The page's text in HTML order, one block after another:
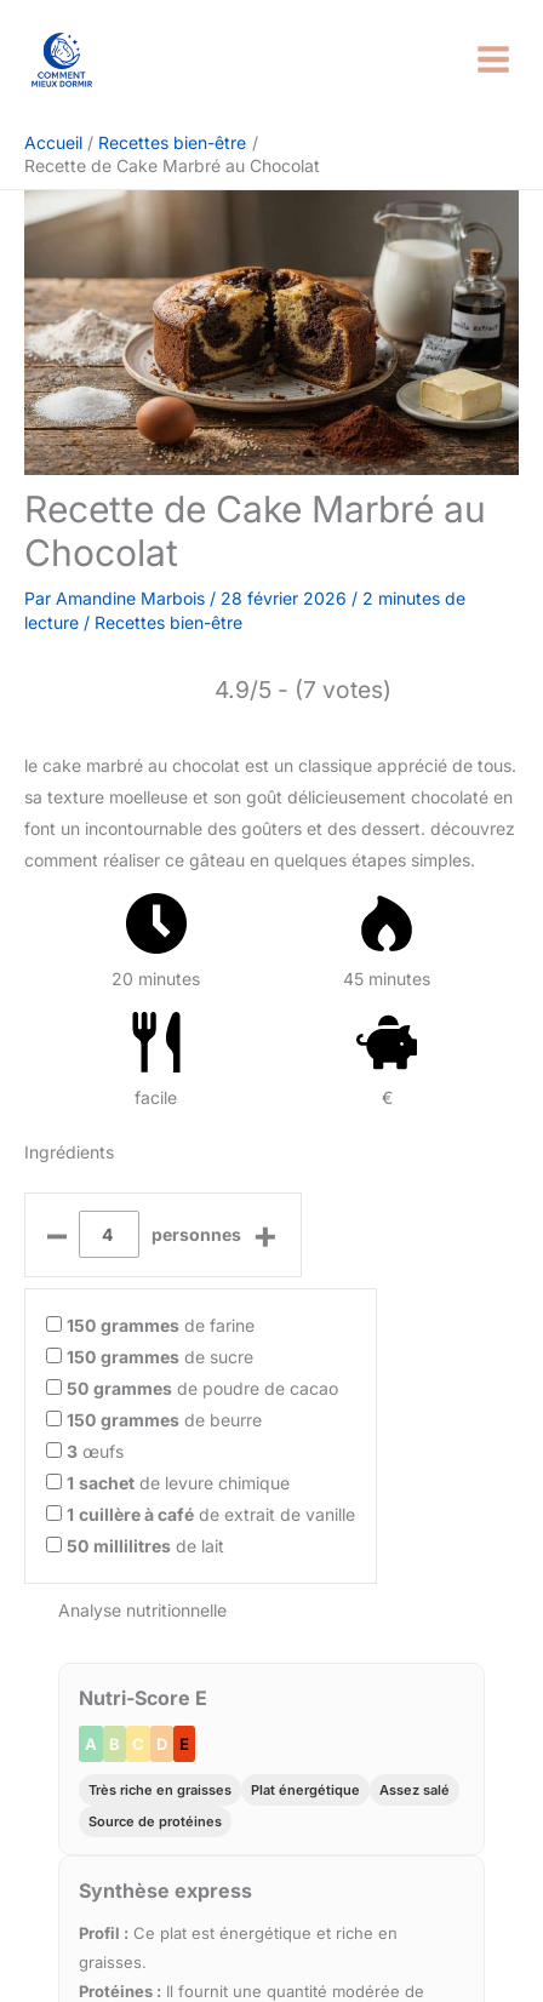
contenu
Accueil
Recettes bien-être
Recette de Cake Marbré au Chocolat
Recette de Cake Marbré au
Chocolat
Par Amandine Marbois / 28 février 2026 / 2 minutes de
lecture / Recettes bien-être
4.9/5 - (7 votes)
le cake marbré au chocolat est un classique apprécié de tous.
sa texture moelleuse et son goût délicieusement chocolaté en
font un incontournable des goûters et des dessert. découvrez
comment réaliser ce gâteau en quelques étapes simples.
20 minutes 45 minutes
facile €
Ingrédients
– personnes +
150 grammes de farine
150 grammes de sucre
50 grammes de poudre de cacao
150 grammes de beurre
3 œufs
1 sachet de levure chimique
1 cuillère à café de extrait de vanille
50 millilitres de lait
Analyse nutritionnelle
Nutri-Score E
A B C D E
Très riche en graisses Plat énergétique
Assez salé
Source de protéines
Synthèse express
Profil : Ce plat est énergétique et riche en
graisses.
Protéines : Il fournit une quantité modérée de